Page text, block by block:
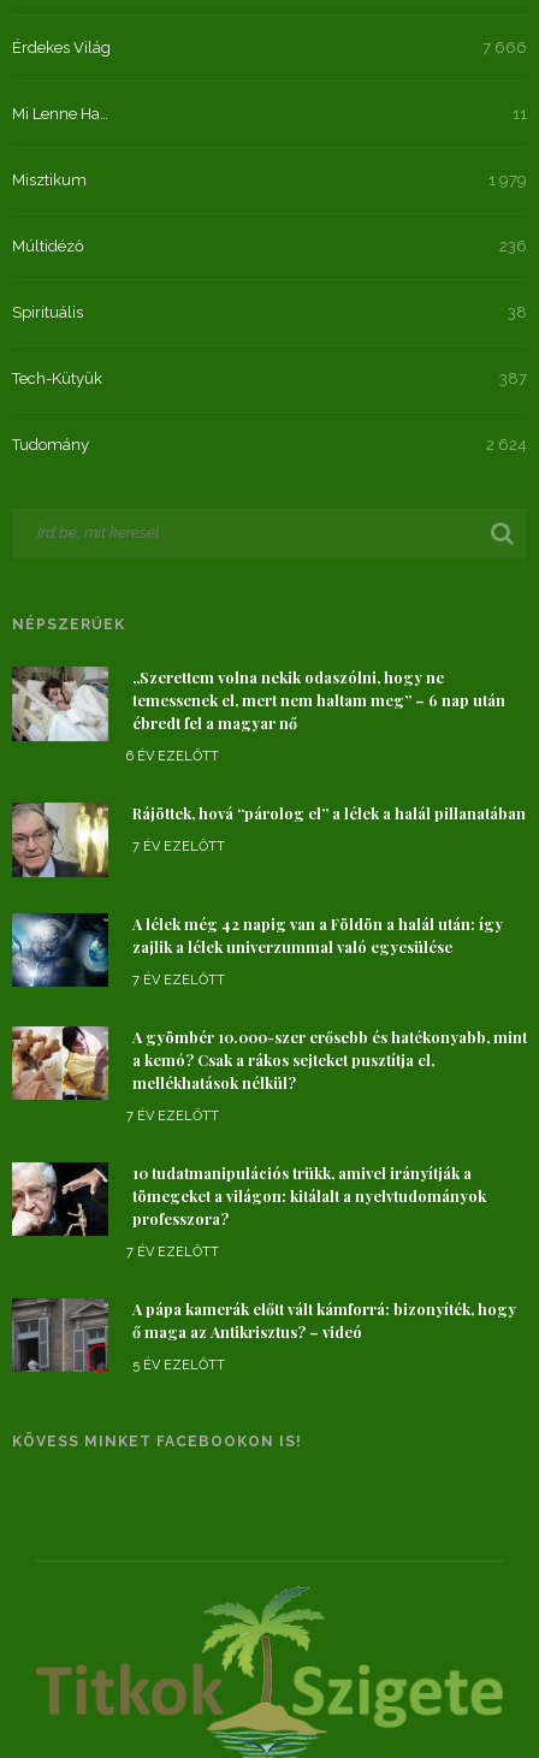
Érdekes Világ 7 666
Mi Lenne Ha… 11
Misztikum 1 979
Múltidéző 236
Spirituális 38
Tech-Kütyük 387
Tudomány 2 624
NÉPSZERŰEK
„Szerettem volna nekik odaszólni, hogy ne
temessenek el, mert nem haltam meg” – 6 nap után
ébredt fel a magyar nő
6 ÉV EZELŐTT
Rájöttek, hová “párolog el” a lélek a halál pillanatában
7 ÉV EZELŐTT
A lélek még 42 napig van a Földön a halál után: így
zajlik a lélek univerzummal való egyesülése
7 ÉV EZELŐTT
A gyömbér 10.000-szer erősebb és hatékonyabb, mint
a kemó? Csak a rákos sejteket pusztítja el,
mellékhatások nélkül?
7 ÉV EZELŐTT
10 tudatmanipulációs trükk, amivel irányítják a
tömegeket a világon: kitálalt a nyelvtudományok
professzora?
7 ÉV EZELŐTT
A pápa kamerák előtt vált kámforrá: bizonyíték, hogy
ő maga az Antikrisztus? – videó
5 ÉV EZELŐTT
KÖVESS MINKET FACEBOOKON IS!